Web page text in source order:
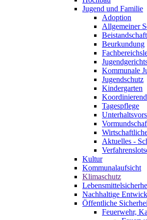
Jugend und Familie
Adoption
Allgemeiner
Beurkundung
Kommunale
Jugendschutz
Kindergarten
Tagespflege
Aktuelles -
Kultur
Kommunalaufsicht
Klimaschutz
Nachhaltige
Öffentliche
Feuerwehr,